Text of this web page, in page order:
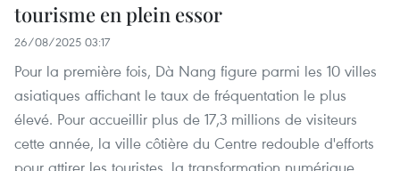
tourisme en plein essor
26/08/2025 03:17
Pour la première fois, Dà Nang figure parmi les 10 villes
asiatiques affichant le taux de fréquentation le plus
élevé. Pour accueillir plus de 17,3 millions de visiteurs
cette année, la ville côtière du Centre redouble d'efforts